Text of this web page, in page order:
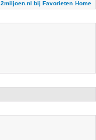
2miljoen.nl bij Favorieten Home